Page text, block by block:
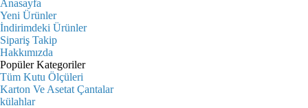
Anasayfa
Yeni Ürünler
İndirimdeki Ürünler
Sipariş Takip
Hakkımızda
Popüler Kategoriler
Tüm Kutu Ölçüleri
Karton Ve Asetat Çantalar
külahlar